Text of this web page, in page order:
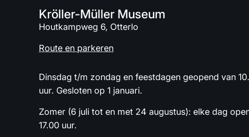
Kröller-Müller Museum
Houtkampweg 6, Otterlo
Route en parkeren
Dinsdag t/m zondag en feestdagen geopend van
uur. Gesloten op 1 januari.
Zomer (6 juli tot en met 24 augustus): elke dag
17.00 uur.